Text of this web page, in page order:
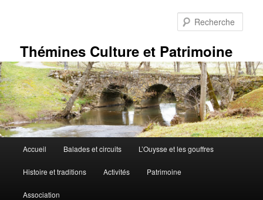
Thémines Culture et Patrimoine
principal
Accueil Balades et circuits L’Ouysse et les gouffres
Histoire et traditions Activités Patrimoine
Association